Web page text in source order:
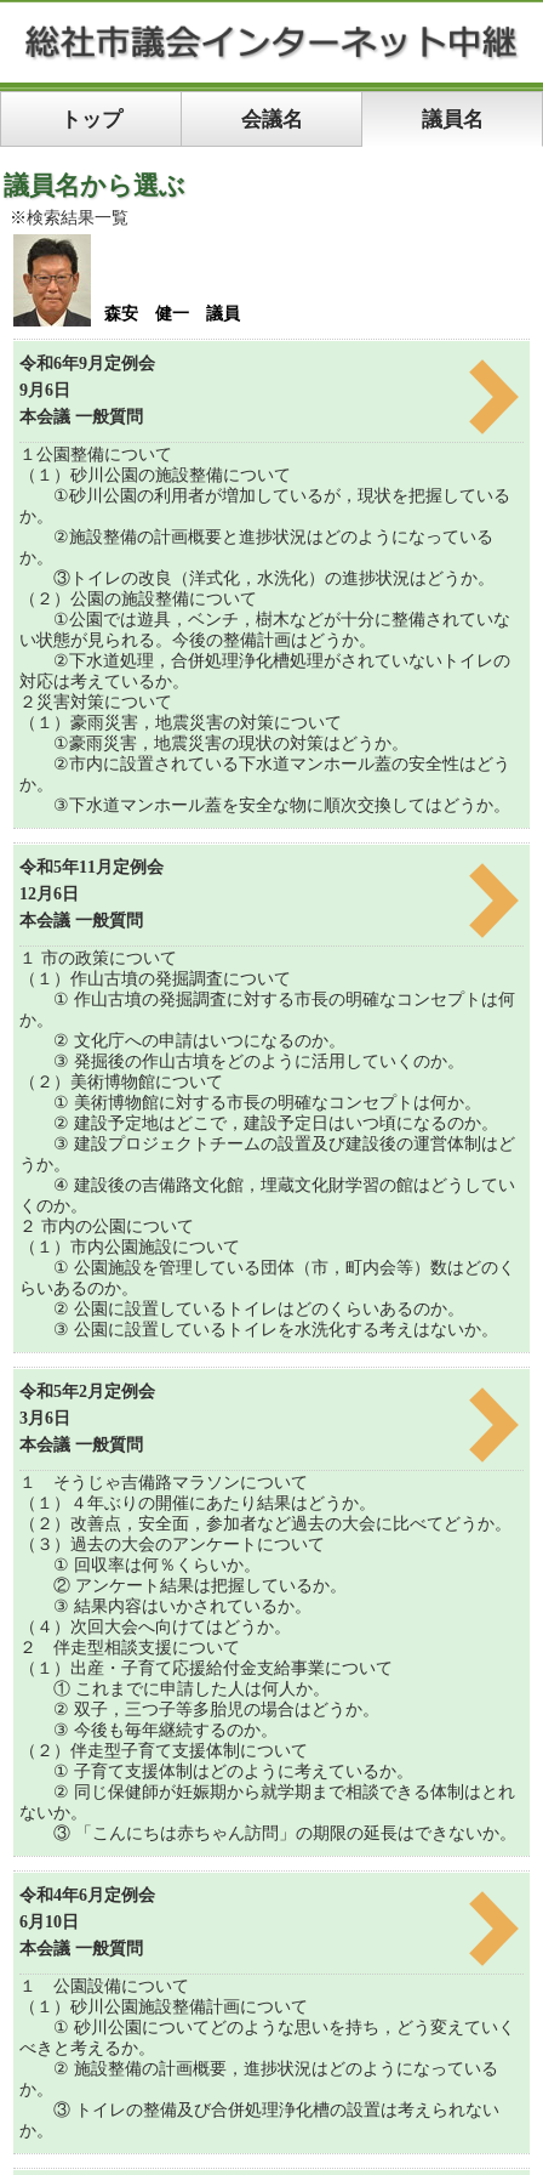
トップ 会議名 議員名
議員名から選ぶ
※検索結果一覧
森安 健一 議員
令和6年9月定例会
9月6日
本会議 一般質問
１公園整備について
（１）砂川公園の施設整備について
①砂川公園の利用者が増加しているが，現状を把握している
か。
②施設整備の計画概要と進捗状況はどのようになっている
か。
③トイレの改良（洋式化，水洗化）の進捗状況はどうか。
（２）公園の施設整備について
①公園では遊具，ベンチ，樹木などが十分に整備されていな
い状態が見られる。今後の整備計画はどうか。
②下水道処理，合併処理浄化槽処理がされていないトイレの
対応は考えているか。
２災害対策について
（１）豪雨災害，地震災害の対策について
①豪雨災害，地震災害の現状の対策はどうか。
②市内に設置されている下水道マンホール蓋の安全性はどう
か。
③下水道マンホール蓋を安全な物に順次交換してはどうか。
令和5年11月定例会
12月6日
本会議 一般質問
１ 市の政策について
（１）作山古墳の発掘調査について
① 作山古墳の発掘調査に対する市長の明確なコンセプトは何
か。
② 文化庁への申請はいつになるのか。
③ 発掘後の作山古墳をどのように活用していくのか。
（２）美術博物館について
① 美術博物館に対する市長の明確なコンセプトは何か。
② 建設予定地はどこで，建設予定日はいつ頃になるのか。
③ 建設プロジェクトチームの設置及び建設後の運営体制はど
うか。
④ 建設後の吉備路文化館，埋蔵文化財学習の館はどうしてい
くのか。
２ 市内の公園について
（１）市内公園施設について
① 公園施設を管理している団体（市，町内会等）数はどのく
らいあるのか。
② 公園に設置しているトイレはどのくらいあるのか。
③ 公園に設置しているトイレを水洗化する考えはないか。
令和5年2月定例会
3月6日
本会議 一般質問
１ そうじゃ吉備路マラソンについて
（１）４年ぶりの開催にあたり結果はどうか。
（２）改善点，安全面，参加者など過去の大会に比べてどうか。
（３）過去の大会のアンケートについて
① 回収率は何％くらいか。
② アンケート結果は把握しているか。
③ 結果内容はいかされているか。
（４）次回大会へ向けてはどうか。
２ 伴走型相談支援について
（１）出産・子育て応援給付金支給事業について
① これまでに申請した人は何人か。
② 双子，三つ子等多胎児の場合はどうか。
③ 今後も毎年継続するのか。
（２）伴走型子育て支援体制について
① 子育て支援体制はどのように考えているか。
② 同じ保健師が妊娠期から就学期まで相談できる体制はとれ
ないか。
③ 「こんにちは赤ちゃん訪問」の期限の延長はできないか。
令和4年6月定例会
6月10日
本会議 一般質問
１ 公園設備について
（１）砂川公園施設整備計画について
① 砂川公園についてどのような思いを持ち，どう変えていく
べきと考えるか。
② 施設整備の計画概要，進捗状況はどのようになっている
か。
③ トイレの整備及び合併処理浄化槽の設置は考えられない
か。